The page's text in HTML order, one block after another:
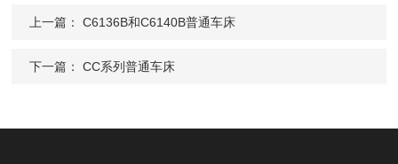
上一篇：C6136B和C6140B普通车床
下一篇：CC系列普通车床